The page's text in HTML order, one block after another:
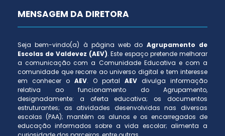
MENSAGEM DA DIRETORA
Seja bem-vindo(a) à página web do Agrupamento de
Escolas de Valdevez (AEV). Este espaço pretende melhorar
a comunicação com a Comunidade Educativa e com a
comunidade que recorre ao universo digital e tem interesse
em conhecer o AEV. O portal AEV divulga informação
relativa ao funcionamento do Agrupamento,
designadamente: a oferta educativa; os documentos
estruturantes; as atividades desenvolvidas nas diversas
escolas (PAA); mantém os alunos e os encarregados de
educação informados sobre a vida escolar; alimenta a